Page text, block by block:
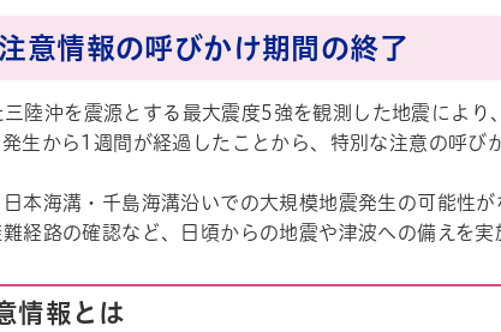
意情報の呼びかけ期間の終了
陸沖を震源とする最大震度5強を観測した地震により
生から1週間が経過したことから、特別な注意の呼び
本海溝・千島海溝沿いでの大規模地震発生の可能性が
経路の確認など、日頃からの地震や津波への備えを実
情報とは